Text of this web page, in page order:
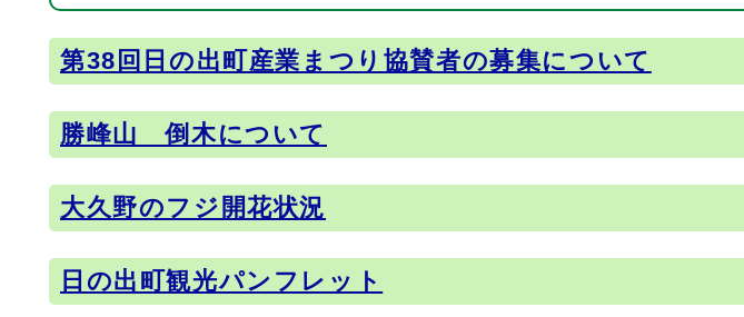
メインメニュー
第38回日の出町産業まつり協賛者の募集について
勝峰山 倒木について
大久野のフジ開花状況
日の出町観光パンフレット